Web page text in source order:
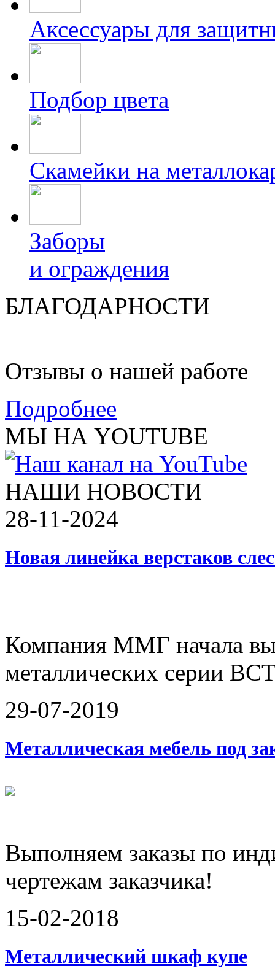
Аксессуары для
Подбор цвета
Скамейки на
Заборы
и ограждения
БЛАГОДАРНОСТИ
Отзывы о нашей работе
Подробнее
МЫ НА YOUTUBE
НАШИ НОВОСТИ
28-11-2024
Новая линейка верстаков
Компания ММГ начала
металлических серии
29-07-2019
Металлическая мебель под
Выполняем заказы по
чертежам заказчика!
15-02-2018
Металлический шкаф купе